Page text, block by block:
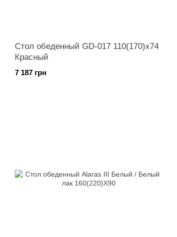
Стол обеденный GD-017 110(170)x74
Красный
7 187 грн